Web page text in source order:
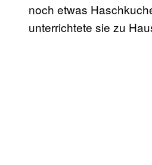
noch etwas
unterrichtete sie zu